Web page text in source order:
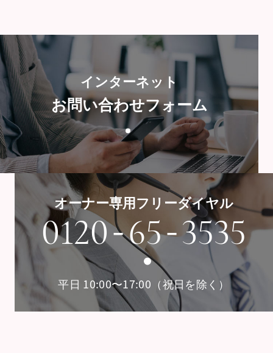
インターネット
お問い合わせフォーム
オーナー専用フリーダイヤル
0120-65-3535
平日 10:00〜17:00（祝日を除く）